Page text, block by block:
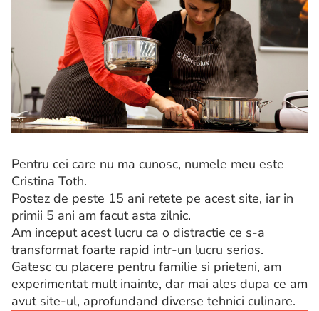
Pentru cei care nu ma cunosc, numele meu este
Cristina Toth.
Postez de peste 15 ani retete pe acest site, iar in
primii 5 ani am facut asta zilnic.
Am inceput acest lucru ca o distractie ce s-a
transformat foarte rapid intr-un lucru serios.
Gatesc cu placere pentru familie si prieteni, am
experimentat mult inainte, dar mai ales dupa ce am
avut site-ul, aprofundand diverse tehnici culinare.